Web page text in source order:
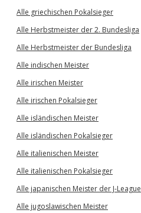
Alle griechischen Pokalsieger
Alle Herbstmeister der 2. Bundesliga
Alle Herbstmeister der Bundesliga
Alle indischen Meister
Alle irischen Meister
Alle irischen Pokalsieger
Alle isländischen Meister
Alle isländischen Pokalsieger
Alle italienischen Meister
Alle italienischen Pokalsieger
Alle japanischen Meister der J-League
Alle jugoslawischen Meister